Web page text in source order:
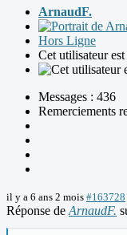
ArnaudF.
Hors Ligne
Cet utilisateur
Messages : 436
Remerciements
il y a 6 ans 2 mois #163728
Réponse de ArnaudF.